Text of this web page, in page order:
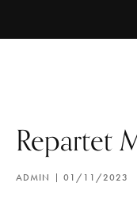
Repartet
ADMIN 01/11/2023